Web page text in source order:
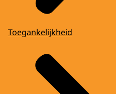
Toegankelijkheid